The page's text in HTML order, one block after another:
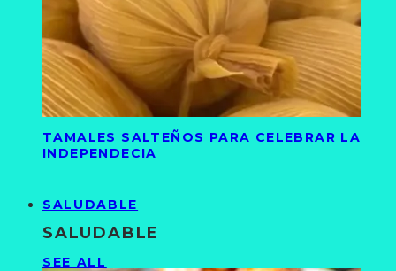
TAMALES SALTEÑOS PARA CELEBRAR LA
INDEPENDECIA
SALUDABLE
SALUDABLE
SEE ALL